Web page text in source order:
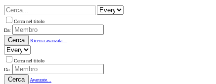
Cerca nel titolo
Da:
Cerca Ricerca avanzata...
Cerca nel titolo
Da:
Cerca Avanzate...